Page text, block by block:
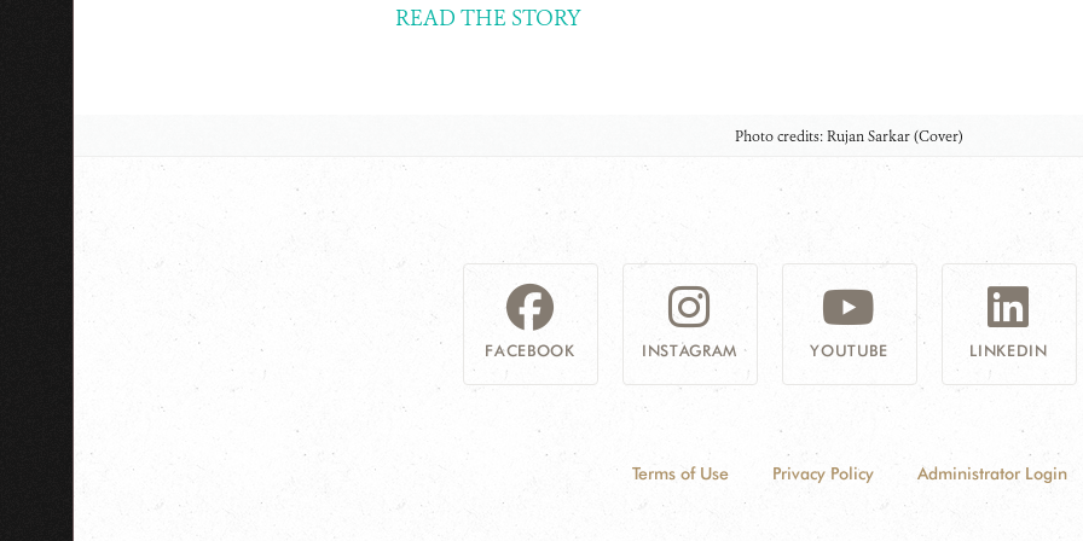
READ THE STORY
Photo credits: Rujan Sarkar (Cover)
FACEBOOK INSTAGRAM YOUTUBE LINKEDIN
Terms of Use Privacy Policy Administrator Login